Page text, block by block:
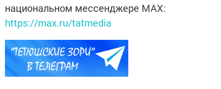
национальном мессенджере MАХ:
https://max.ru/tatmedia